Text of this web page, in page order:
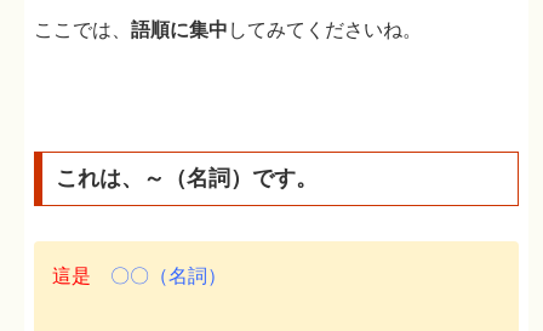
ここでは、語順に集中 してみてくださいね。
これは、～（名詞）です。
這是 〇〇（名詞）